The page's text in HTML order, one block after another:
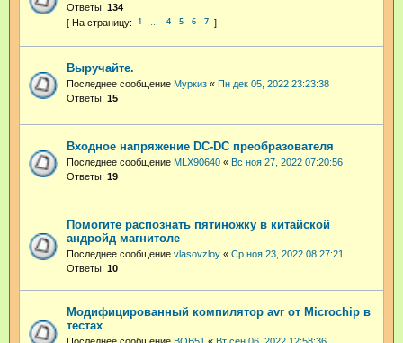
Ответы: 134
1 4 5 6 7
Выручайте.
Последнее сообщение Муркиз « Пн дек 05, 2022 23:23:38
Ответы: 15
Входное напряжение DC-DC преобразователя
Последнее сообщение MLX90640 « Вс ноя 27, 2022 07:20:56
Ответы: 19
Помогите распознать пятиножку в китайской
андройд магнитоле
Последнее сообщение vlasovzloy « Ср ноя 23, 2022 08:27:21
Ответы: 10
Модифицированный компилятор avr от Microchip в
тестах